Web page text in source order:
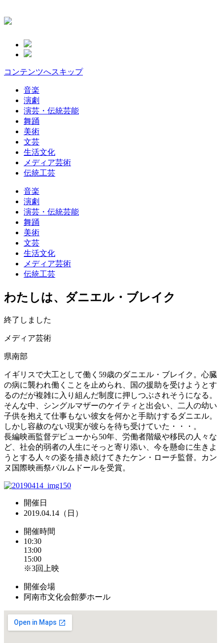
コンテンツへスキップ
音楽
演劇
演芸・伝統芸能
舞踊
美術
文芸
生活文化
メディア芸術
伝統工芸
音楽
演劇
演芸・伝統芸能
舞踊
美術
文芸
生活文化
メディア芸術
伝統工芸
わたしは、ダニエル・ブレイク
終了しました
メディア芸術
県南部
イギリスで大工として働く59歳のダニエル・ブレイク。心臓
の病に襲われ働くことを止められ、国の援助を受けようとす
るのだが複雑に入り組んだ制度に押しつぶされそうになる。
そんな中、シングルマザーのケイティと出会い、二人の幼い
子供を抱えて仕事もない彼女を何かと手助けするダニエル。
しかし容赦のない現実が彼らを待ち受けていた・・・。
長編映画監督デビューから50年、労働者階級や移民の人々な
ど、社会的弱者の人生にそっと寄り添い、今を懸命に生きよ
うとする人々の姿を描き続けてきたケン・ローチ監督。カン
ヌ国際映画祭パルムドールを受賞。
開催日
2019.04.14（日）
開催時間
10:30
13:00
15:00
※3回上映
開催会場
阿南市文化会館夢ホール